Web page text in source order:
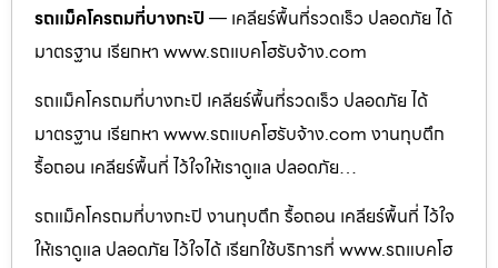
รถแม็คโครถมที่บางกะปิ — เคลียร์พื้นที่รวดเร็ว ปลอดภัย ได้
มาตรฐาน เรียกหา www.รถแบคโฮรับจ้าง.com
รถแม็คโครถมที่บางกะปิ เคลียร์พื้นที่รวดเร็ว ปลอดภัย ได้
มาตรฐาน เรียกหา www.รถแบคโฮรับจ้าง.com งานทุบตึก
รื้อถอน เคลียร์พื้นที่ ไว้ใจให้เราดูแล ปลอดภัย…
รถแม็คโครถมที่บางกะปิ งานทุบตึก รื้อถอน เคลียร์พื้นที่ ไว้ใจ
ให้เราดูแล ปลอดภัย ไว้ใจได้ เรียกใช้บริการที่ www.รถแบคโฮ